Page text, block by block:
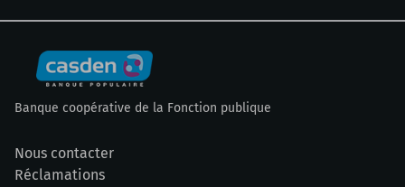
Banque coopérative de la Fonction publique
Nous contacter
Réclamations